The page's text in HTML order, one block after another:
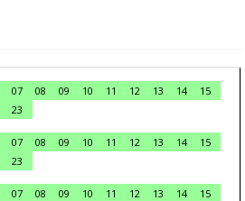
07 08 09 10 11 12 13 14
15
23
07 08 09 10 11 12 13 14
15
23
07 08 09 10 11 12 13 14
15